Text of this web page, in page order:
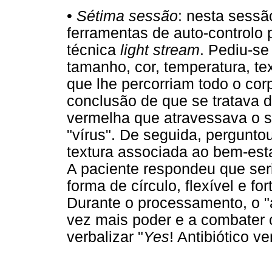
• Sétima sessão: nesta
ferramentas de auto-controlo
técnica light stream. Pediu-
tamanho, cor, temperatura,
que lhe percorriam todo o
conclusão de que se tratava
vermelha que atravessava o
"vírus". De seguida,
textura associada ao bem-
A paciente respondeu que
forma de círculo, flexível e
Durante o processamento, o
vez mais poder e a
verbalizar "Yes! Antibiótico